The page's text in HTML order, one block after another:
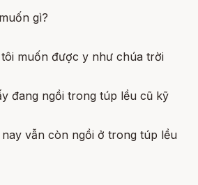
gì?
muốn được y như chúa trời
đang ngồi trong túp lều cũ kỹ
vẫn còn ngồi ở trong túp lều